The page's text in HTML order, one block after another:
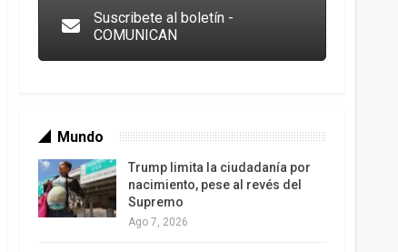
Suscribete al boletín -
COMUNICAN
Mundo
Trump limita la ciudadanía por
nacimiento, pese al revés del
Supremo
Ago 7, 2026